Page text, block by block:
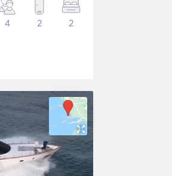
4 2 2